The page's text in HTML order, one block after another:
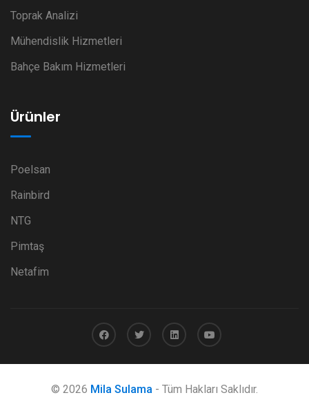
Toprak Analizi
Mühendislik Hizmetleri
Bahçe Bakım Hizmetleri
Ürünler
Poelsan
Rainbird
NTG
Pimtaş
Netafim
© 2026 Mila Sulama - Tüm Hakları Saklıdır.